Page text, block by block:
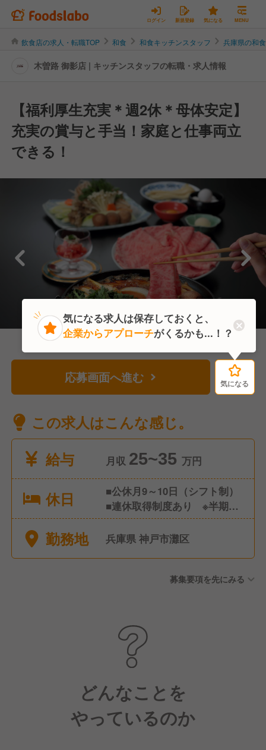
ログイン 新規登録 気になる MENU
飲食店の求人・転職TOP 和食 和食キッチンスタッフ 兵庫県の和
木曽路 御影店 | キッチンスタッフの転職・求人情報
【福利厚生充実＊週2休＊母体安定】
充実の賞与と手当！家庭と仕事両立
できる！
応募画面へ進む 気になる
この求人はこんな感じ。
給与
月収 25~35 万円
休日
■公休月9～10日（シフト制）
■連休取得制度あり ※半期に
1回、3～7連休取得 ■有給休暇
■その他 特別休暇など ※年間
勤務地 兵庫県 神戸市灘区
募集要項を先にみる
どんなことを
やっているのか
気になる
気になる求人は保存しておくと、
企業からアプローチがくるかも...！？